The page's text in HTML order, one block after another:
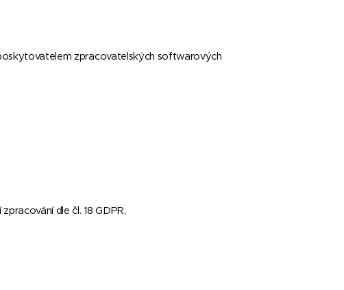
zpracovatelských softwarových
dle čl. 18 GDPR,